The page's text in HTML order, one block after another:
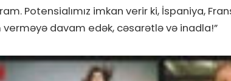
Potensialımız imkan verir ki, İspaniya,
davam edək, cəsarətlə və inadla!”